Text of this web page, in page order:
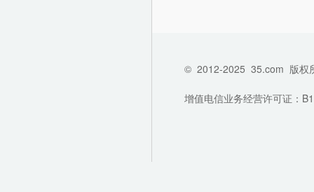
© 2012-2025 35.com 版权
增值电信业务经营许可证：